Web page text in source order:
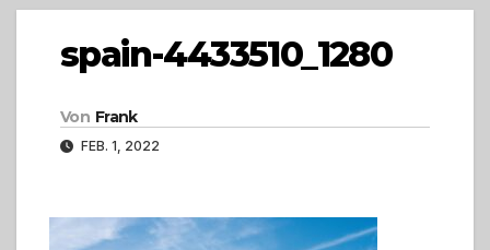
spain-4433510_1280
Von Frank
FEB. 1, 2022